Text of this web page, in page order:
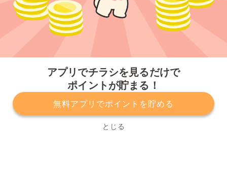
アプリでチラシを見るだけで
ポイントが貯まる！
無料アプリでポイントを貯める
とじる
プライバシーポリシー 利用規約
運営会社
サービスに関してのお問い合わせ